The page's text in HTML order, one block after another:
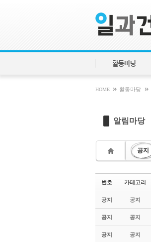
활동마당
HOME » 활동마당 »
알림마당
공지
번호 카테고리
공지 공지
공지 공지
공지 공지